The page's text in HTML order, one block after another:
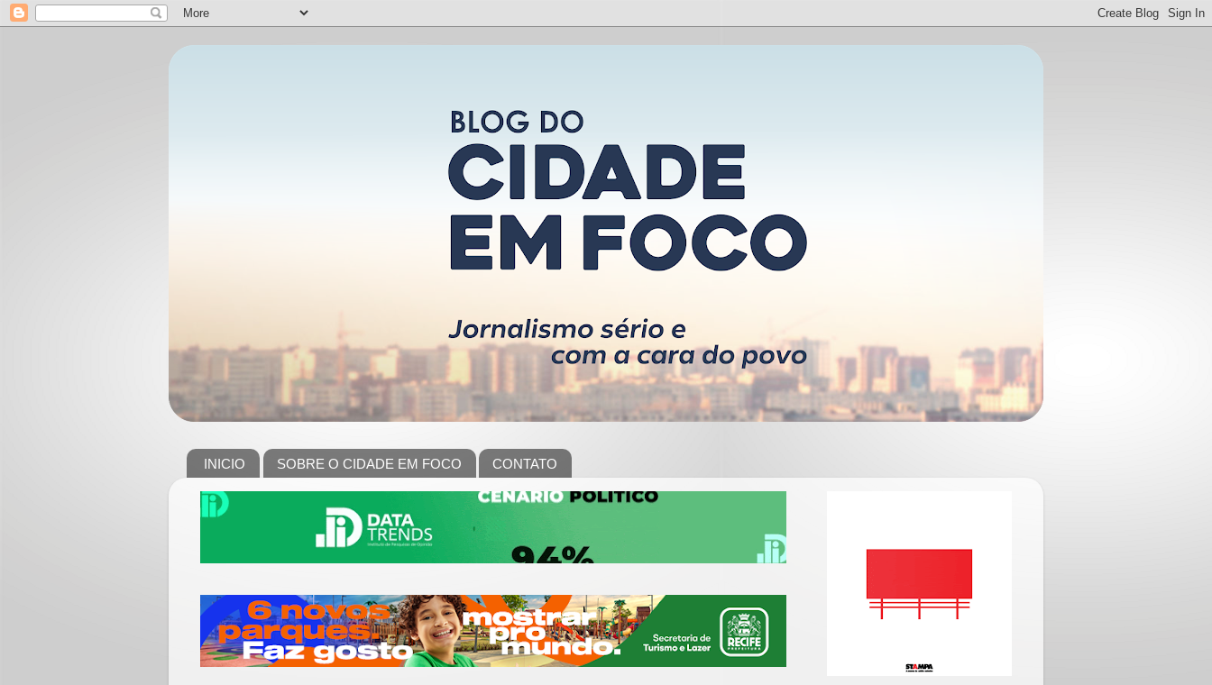
INICIO SOBRE O CIDADE EM FOCO CONTATO